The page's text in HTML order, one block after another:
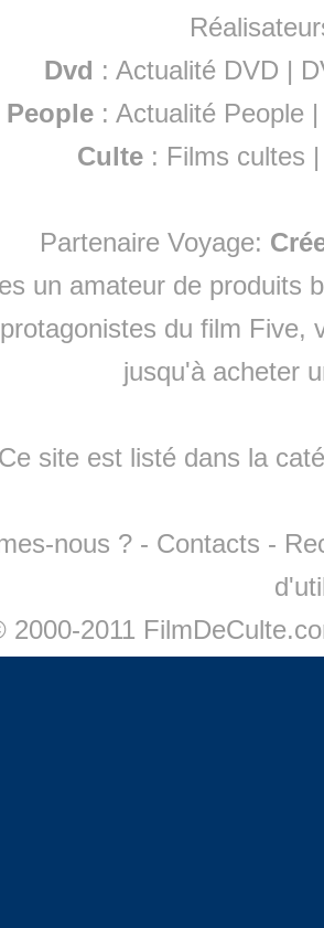
Dvd : Actualité DVD |
People :Actualité People
Culte : Films cultes
Partenaire Voyage:
un amateur de produits
du film Five,
jusqu'à acheter
Ce site est listé dans la
nous ? - Contacts -
2000-2011